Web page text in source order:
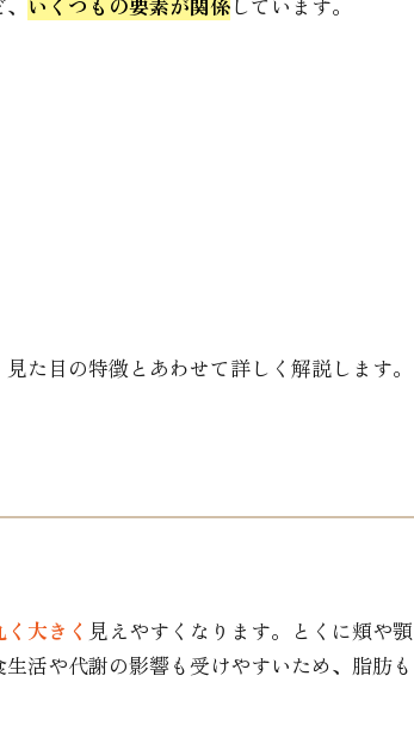
た目の特徴とあわせて詳しく解説します。
大きく 見えやすくなります。とくに頬や顎
活や代謝の影響も受けやすいため、脂肪も